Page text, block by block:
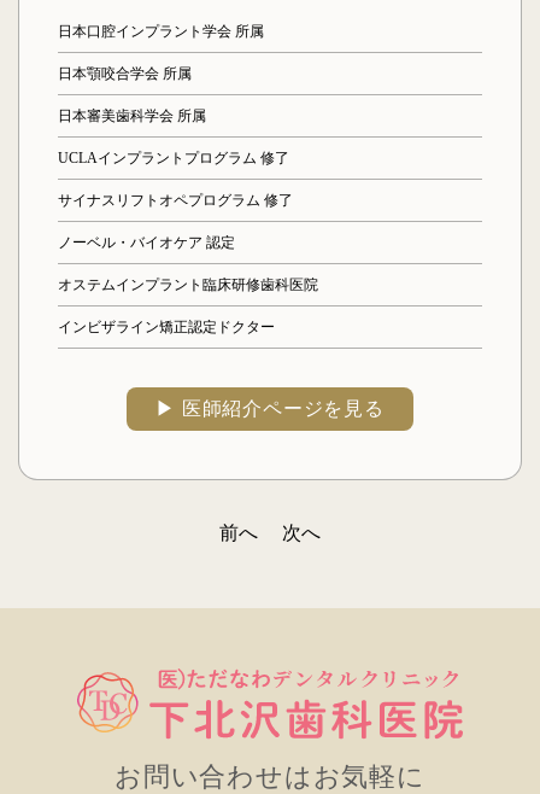
日本口腔インプラント学会 所属
日本顎咬合学会 所属
日本審美歯科学会 所属
UCLAインプラントプログラム 修了
サイナスリフトオペプログラム 修了
ノーベル・バイオケア 認定
オステムインプラント臨床研修歯科医院
インビザライン矯正認定ドクター
▶︎ 医師紹介ページを見る
前へ 次へ
お問い合わせはお気軽に